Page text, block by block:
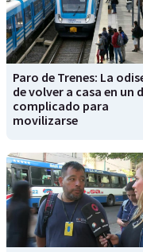
Paro de Trenes: La
de volver a casa en un
complicado para
movilizarse